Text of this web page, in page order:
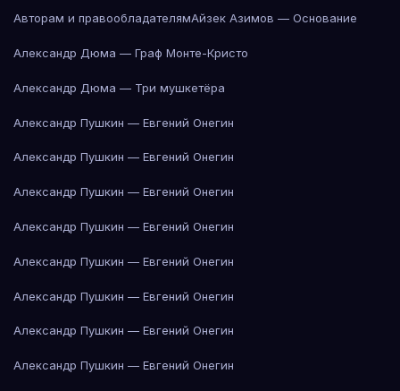
Авторам и правообладателямАйзек Азимов — Основание
Александр Дюма — Граф Монте-Кристо
Александр Дюма — Три мушкетёра
Александр Пушкин — Евгений Онегин
Александр Пушкин — Евгений Онегин
Александр Пушкин — Евгений Онегин
Александр Пушкин — Евгений Онегин
Александр Пушкин — Евгений Онегин
Александр Пушкин — Евгений Онегин
Александр Пушкин — Евгений Онегин
Александр Пушкин — Евгений Онегин